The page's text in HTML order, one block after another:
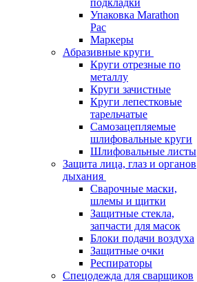
подкладки
Упаковка Marathon
Pac
Маркеры
Абразивные круги
Круги отрезные по
металлу
Круги зачистные
Круги лепестковые
тарельчатые
Самозацепляемые
шлифовальные круги
Шлифовальные листы
Защита лица, глаз и органов
дыхания
Сварочные маски,
шлемы и щитки
Защитные стекла,
запчасти для масок
Блоки подачи воздуха
Защитные очки
Респираторы
Спецодежда для сварщиков